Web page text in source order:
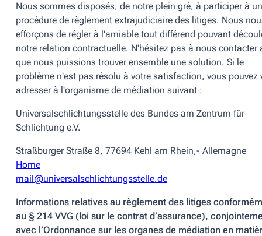
Nous sommes disposés, de notre plein gré, à participer à
procédure de règlement extrajudiciaire des litiges. Nous
efforçons de régler à l'amiable tout différend pouvant
notre relation contractuelle. N'hésitez pas à nous contacter
que nous puissions trouver ensemble une solution. Si le
problème n'est pas résolu à votre satisfaction, vous pouvez
adresser à l'organisme de médiation suivant :
Universalschlichtungsstelle des Bundes am Zentrum für
Schlichtung e.V.
Straßburger Straße 8, 77694 Kehl am Rhein,- Allemagne
Home
mail@universalschlichtungsstelle.de
Informations relatives au règlement des litiges
au § 214 VVG (loi sur le contrat d’assurance),
avec l’Ordonnance sur les organes de médiation en